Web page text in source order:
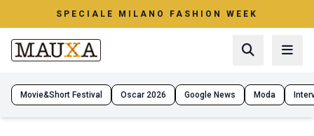
SPECIALE MILANO FASHION WEEK
Movie&Short Festival Oscar 2026 Google News Moda